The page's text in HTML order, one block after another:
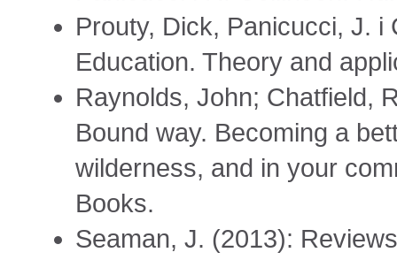
Prouty, Dick, Panicucci, J. i
Education. Theory and
Raynolds, John; Chatfield,
Bound way. Becoming a
wilderness, and in your
Books.
Seaman, J. (2013):